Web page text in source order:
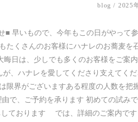
blog 2025
■ 早いもので、今年もこの日がやっ
たくさんのお客様にハナレのお蕎麦
晦日は、少しでも多くのお客様をご案
が、ハナレを愛してくださり支えてく
限界がございますある程度の人数を
で、ご予約を承ります 初めての試み
しております では、詳細のご案内で